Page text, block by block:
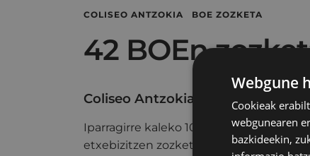
COLISEO ANTZOKIA BOE ZOZKETA
42 BOEn
Coliseo Antzokia
Iparragirre kaleko 10ean egingo diren
etxebizitzen zozketa.
Webgune
Cookieak
webgunearen
bazkideekin,